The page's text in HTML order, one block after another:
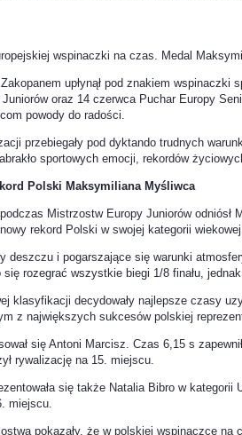
wspinaczki na czas. Medal
upłynął pod znakiem
oraz 14 czerwca Puchar Europy
powody do radości.
przebiegały pod dyktando trudnych
sportowych emocji, rekordów
Polski Maksymiliana Myśliwca
Mistrzostw Europy Juniorów
rekord Polski w swojej kategorii
deszczu i pogarszające się warunki
się rozegrać wszystkie biegi 1/8 finału,
klasyfikacji decydowały najlepsze czasy
z największych sukcesów polskiej
się Antoni Marcisz. Czas 6,15 s
rywalizację na 15. miejscu.
się także Natalia Bibro w
miejscu.
pokazały, że w polskiej wspinaczce